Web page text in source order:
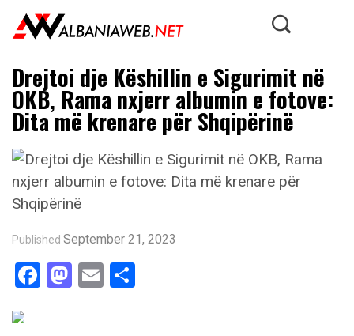
Drejtoi dje Këshillin e Sigurimit në
OKB, Rama nxjerr albumin e fotove:
Dita më krenare për Shqipërinë
Published September 21, 2023
Facebook
Mastodon
Email